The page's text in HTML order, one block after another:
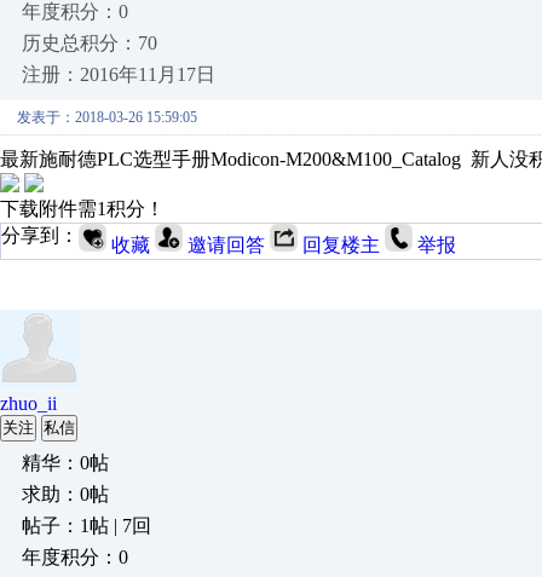
年度积分：0
历史总积分：70
注册：2016年11月17日
发表于：2018-03-26 15:59:05
最新施耐德PLC选型手册Modicon-M200&M100_Catalog 新人没
下载附件需1积分！
分享到：
收藏 邀请回答 回复楼主 举报
zhuo_ii
关注 私信
精华：0帖
求助：0帖
帖子：1帖 | 7回
年度积分：0